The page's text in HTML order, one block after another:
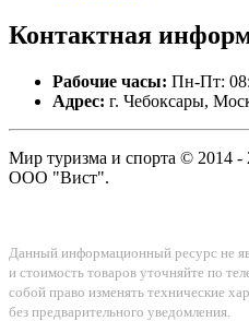
Контактная
Рабочие часы: Пн-Пт:
Адрес: г. Чебоксары,
Мир туризма и спорта © 2014 -
ООО "Вист".
Данный информационный ресурс не
и стоимость товаров уточняйте по
собой право изменять технические
без предварительного уведомления.